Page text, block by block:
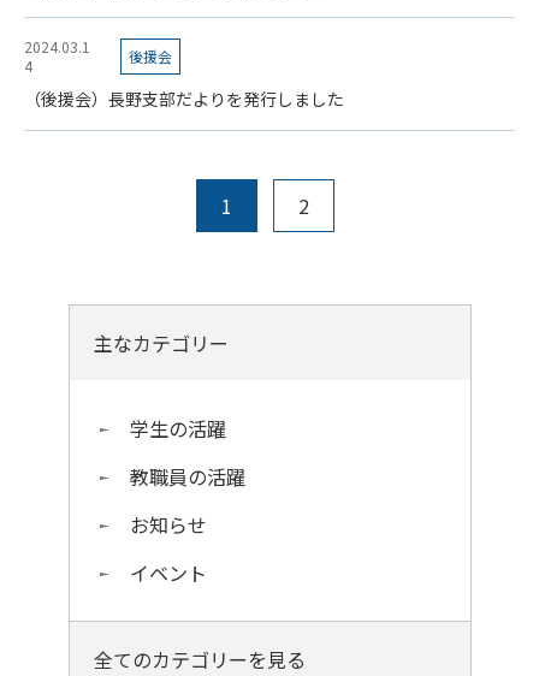
主なカテゴリー
学生の活躍
教職員の活躍
お知らせ
イベント
全てのカテゴリーを見る
2024.03.1
4
後援会
（後援会）長野支部だよりを発行しました
1 2